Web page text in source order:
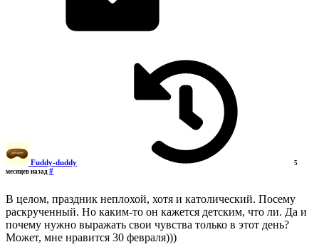
Fuddy-duddy
5
месяцев назад #
В целом, праздник неплохой, хотя и католический. Посему
раскрученный. Но каким-то он кажется детским, что ли. Да и
почему нужно выражать свои чувства только в этот день?
Может, мне нравится 30 февраля)))